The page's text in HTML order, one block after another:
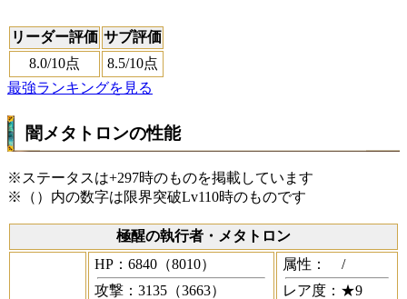
リーダー評価 サブ評価
8.0/10点 8.5/10点
最強ランキングを見る
闇メタトロンの性能
※ステータスは+297時のものを掲載しています
※（）内の数字は限界突破Lv110時のものです
極醒の執行者・メタトロン
HP：6840（8010）
攻撃：3135（3663）
属性：
/
レア度：★9